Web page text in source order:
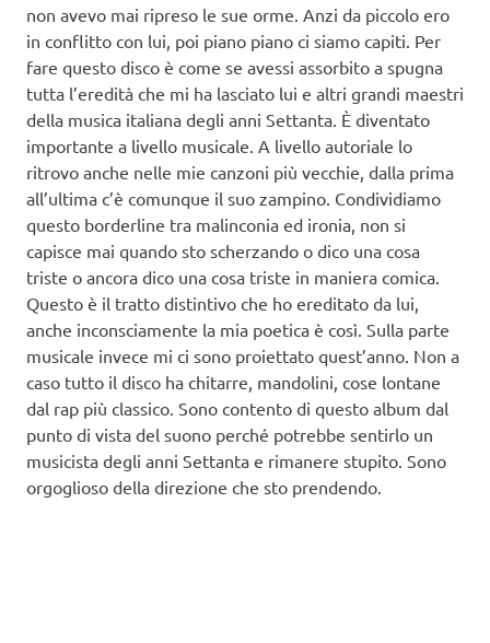
non avevo mai ripreso le sue orme. Anzi da piccolo ero
in conflitto con lui, poi piano piano ci siamo capiti. Per
fare questo disco è come se avessi assorbito a spugna
tutta l’eredità che mi ha lasciato lui e altri grandi maestri
della musica italiana degli anni Settanta. È diventato
importante a livello musicale. A livello autoriale lo
ritrovo anche nelle mie canzoni più vecchie, dalla prima
all’ultima c’è comunque il suo zampino. Condividiamo
questo borderline tra malinconia ed ironia, non si
capisce mai quando sto scherzando o dico una cosa
triste o ancora dico una cosa triste in maniera comica.
Questo è il tratto distintivo che ho ereditato da lui,
anche inconsciamente la mia poetica è così. Sulla parte
musicale invece mi ci sono proiettato quest’anno. Non a
caso tutto il disco ha chitarre, mandolini, cose lontane
dal rap più classico. Sono contento di questo album dal
punto di vista del suono perché potrebbe sentirlo un
musicista degli anni Settanta e rimanere stupito. Sono
orgoglioso della direzione che sto prendendo.